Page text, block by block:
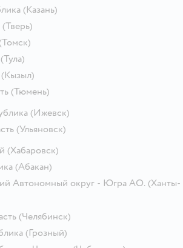
(Казань)
(Тверь)
(Тула)
(Кызыл)
(Тюмень)
(Ижевск)
(Ульяновск)
(Хабаровск)
(Абакан)
Автономный округ - Югра АО. (Ханты-
(Челябинск)
(Грозный)